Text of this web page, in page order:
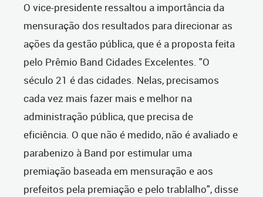
O vice-presidente ressaltou a importância da
mensuração dos resultados para direcionar as
ações da gestão pública, que é a proposta feita
pelo Prêmio Band Cidades Excelentes. "O
século 21 é das cidades. Nelas, precisamos
cada vez mais fazer mais e melhor na
administração pública, que precisa de
eficiência. O que não é medido, não é avaliado e
parabenizo à Band por estimular uma
premiação baseada em mensuração e aos
prefeitos pela premiação e pelo trablalho", disse